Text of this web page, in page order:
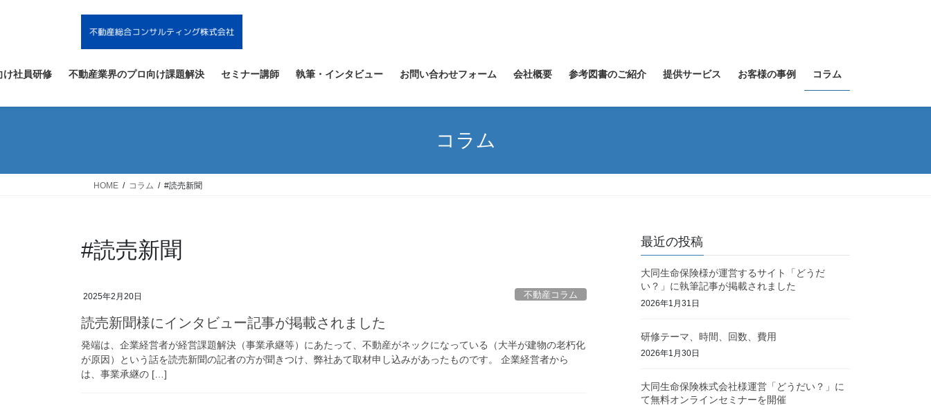
ツ
ス
シ
ン
け社員研修 不動産業界のプロ向け課題解決 セミナー講師 執筆・インタビュー お問い合わせフォーム 会社概要 参考図書のご紹介 提供サービス お客様の事例 コラム
コラム
HOME コラム #読売新聞
#読売新聞
2025年2月20日 不動産コラム
読売新聞様にインタビュー記事が掲載されました
発端は、企業経営者が経営課題解決（事業承継等）にあたって、不動産がネックになっている（大半が建物の老朽化
が原因）という話を読売新聞の記者の方が聞きつけ、弊社あて取材申し込みがあったものです。 企業経営者から
は、事業承継の […]
最近の投稿
大同生命保険様が運営するサイト「どうだ
い？」に執筆記事が掲載されました
2026年1月31日
研修テーマ、時間、回数、費用
2026年1月30日
大同生命保険株式会社様運営「どうだい？」に
て無料オンラインセミナーを開催